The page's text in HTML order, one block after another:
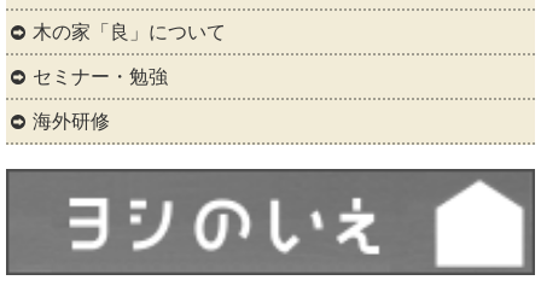
木の家「良」について
セミナー・勉強
海外研修